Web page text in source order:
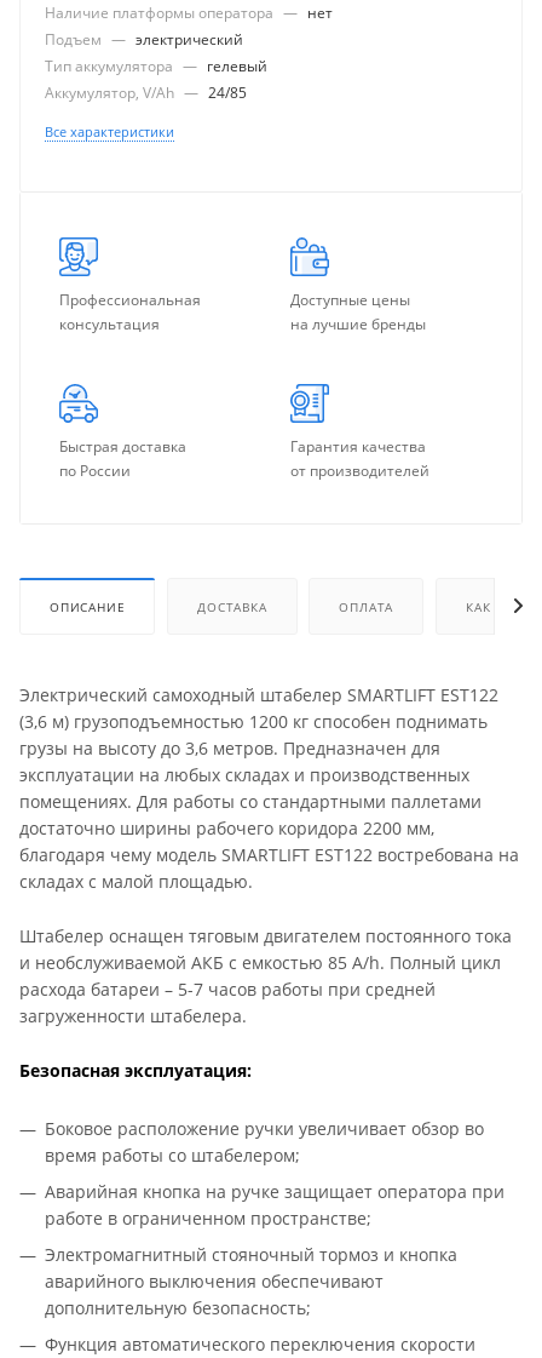
Наличие платформы оператора — нет
Подъем — электрический
Тип аккумулятора — гелевый
Аккумулятор, V/Ah — 24/85
Все характеристики
Профессиональная
консультация
Доступные цены
на лучшие бренды
Быстрая доставка
по России
Гарантия качества
от производителей
ОПИСАНИЕ ДОСТАВКА ОПЛАТА КАК
Электрический самоходный штабелер SMARTLIFT EST122
(3,6 м) грузоподъемностью 1200 кг способен поднимать
грузы на высоту до 3,6 метров. Предназначен для
эксплуатации на любых складах и производственных
помещениях. Для работы со стандартными паллетами
достаточно ширины рабочего коридора 2200 мм,
благодаря чему модель SMARTLIFT EST122 востребована на
складах с малой площадью.
Штабелер оснащен тяговым двигателем постоянного тока
и необслуживаемой АКБ с емкостью 85 A/h. Полный цикл
расхода батареи – 5-7 часов работы при средней
загруженности штабелера.
Безопасная эксплуатация:
Боковое расположение ручки увеличивает обзор во
время работы со штабелером;
Аварийная кнопка на ручке защищает оператора при
работе в ограниченном пространстве;
Электромагнитный стояночный тормоз и кнопка
аварийного выключения обеспечивают
дополнительную безопасность;
Функция автоматического переключения скорости